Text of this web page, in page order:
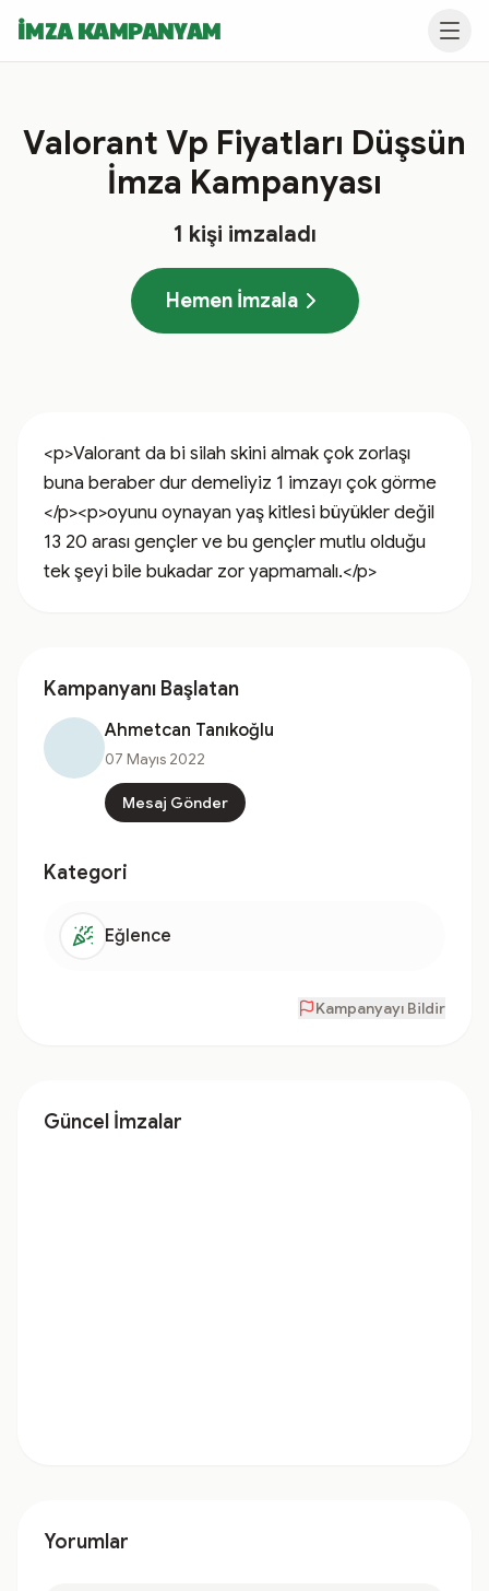
İMZA KAMPANYAM
Valorant Vp Fiyatları Düşsün
İmza Kampanyası
1 kişi imzaladı
Hemen İmzala
<p>Valorant da bi silah skini almak çok zorlaşı
buna beraber dur demeliyiz 1 imzayı çok görme
</p><p>oyunu oynayan yaş kitlesi büyükler değil
13 20 arası gençler ve bu gençler mutlu olduğu
tek şeyi bile bukadar zor yapmamalı.</p>
Kampanyanı Başlatan
Ahmetcan Tanıkoğlu
07 Mayıs 2022
Mesaj Gönder
Kategori
Eğlence
Kampanyayı Bildir
Güncel İmzalar
Yorumlar